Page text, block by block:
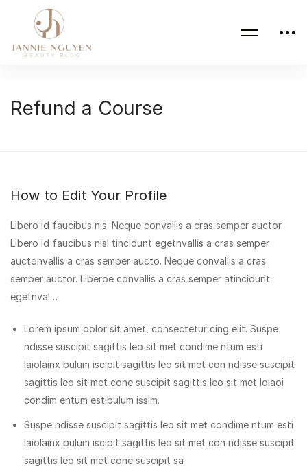
Refund a Course
How to Edit Your Profile
Libero id faucibus nis. Neque convallis a cras semper auctor.
Libero id faucibus nisl tincidunt egetnvallis a cras semper
auctonvallis a cras semper aucto. Neque convallis a cras
semper auctor. Liberoe convallis a cras semper atincidunt
egetnval…
Lorem ipsum dolor sit amet, consectetur cing elit. Suspe
ndisse suscipit sagittis leo sit met condime ntum esti
laiolainx bulum iscipit sagittis leo sit met con ndisse suscipit
sagittis leo sit met cone suscipit sagittis leo sit met loiaoi
condim entum estibulum issim.
Suspe ndisse suscipit sagittis leo sit met condime ntum esti
laiolainx bulum iscipit sagittis leo sit met con ndisse suscipit
sagittis leo sit met cone suscipit sa